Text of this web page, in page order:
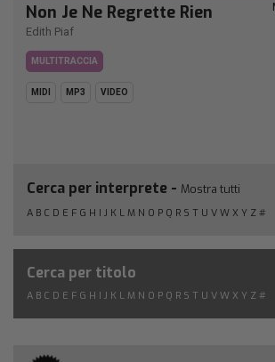
Non Je Ne Regrette Rien
Edith Piaf
MULTITRACCIA
MIDI MP3 VIDEO
Cerca per interprete - Mostra tutti
A B C D E F G H I J K L M N O P Q R S T U V W X Y Z #
Cerca per titolo
A B C D E F G H I J K L M N O P Q R S T U V W X Y Z #